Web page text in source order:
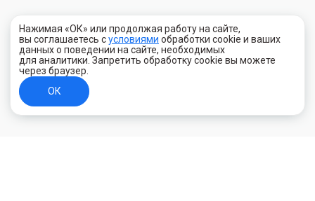
Нажимая «ОК» или продолжая работу на сайте,
вы соглашаетесь сусловиями обработки cookie и ваших
данных о поведении на сайте, необходимых
для аналитики. Запретить обработку cookie вы можете
через браузер.
ОК